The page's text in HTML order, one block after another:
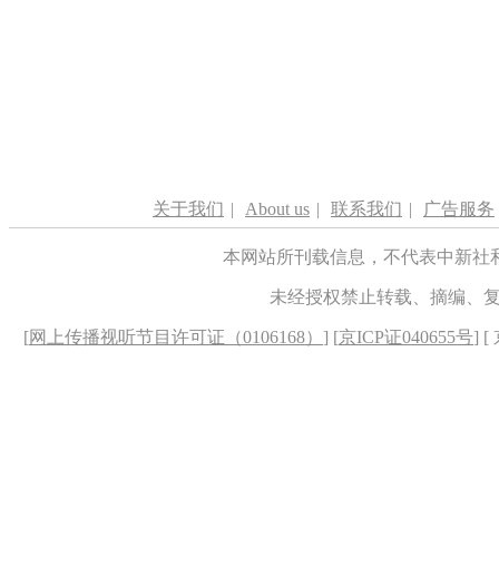
关于我们 | About us | 联系我们 | 广告服务
本网站所刊载信息，不代表中新
未经授权禁止转载、摘编、
[网上传播视听节目许可证（0106168） ] [京ICP证040655号] [